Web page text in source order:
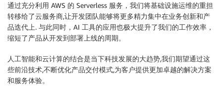
通过充分利用 AWS 的 Serverless 服务，我们将基础设施运维的重担
转移给了云服务商,让开发团队能够将更多精力集中在业务创新和产
品迭代上. 与此同时，AI 工具的应用也极大提升了我们的工作效率，
缩短了产品从开发到部署上线的周期。
人工智能和云计算的结合是当下科技发展的大趋势,我们期望通过这
些前沿技术,不断优化产品交付模式,为客户提供更加卓越的解决方案
和服务体验。